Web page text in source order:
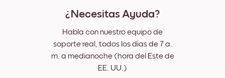
¿Necesitas Ayuda?
Habla con nuestro equipo de
soporte real, todos los días de 7 a.
m. a medianoche (hora del Este de
EE. UU.)